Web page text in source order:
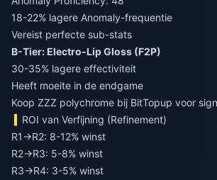
18-22% lagere Anomaly-frequentie
Vereist perfecte sub-stats
B-Tier: Electro-Lip Gloss (F2P)
30-35% lagere effectiviteit
Heeft moeite in de endgame
Koop ZZZ polychrome bij BitTopup voor
ROI van Verfijning (Refinement)
R1→R2: 8-12% winst
R2→R3: 5-8% winst
R3→R4: 3-5% winst